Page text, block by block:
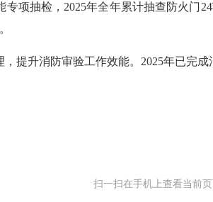
抽检，2025年全年累计抽查防火门
升消防审验工作效能。2025年已完成
扫一扫在手机上查看当前